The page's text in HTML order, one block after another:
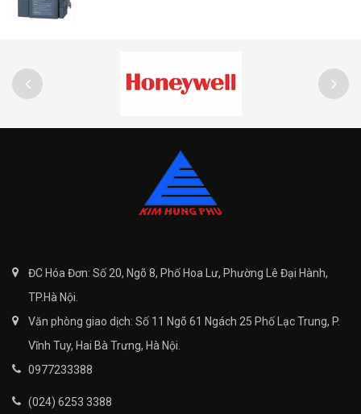
ĐC Hóa Đơn: Số 20, Ngõ 8, Phố Hoa Lư, Phường Lê Đại Hành,
TP.Hà Nội.
Văn phòng giao dịch: Số 11 Ngõ 61 Ngách 25 Phố Lạc Trung, P.
Vĩnh Tuy, Hai Bà Trưng, Hà Nội.
0977233388
(024) 6253 3388